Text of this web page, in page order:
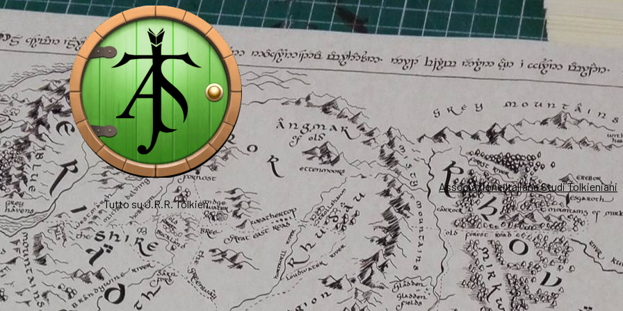
Associazione Italiana Studi Tolkieniani
Tutto su J.R.R. Tolkien